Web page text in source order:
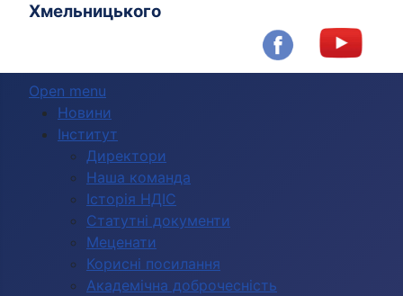
Хмельницького
Open menu
Новини
Інститут
Директори
Наша команда
Історія НДІС
Статутні документи
Меценати
Корисні посилання
Академічна доброчесність